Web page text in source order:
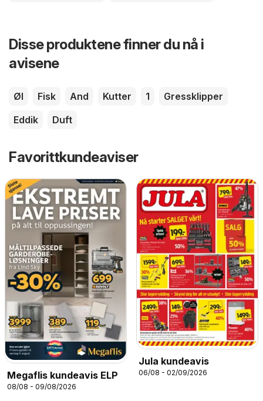
Disse produktene finner du nå i
avisene
Øl Fisk And Kutter 1
Gressklipper
Eddik
Duft
Favorittkundeaviser
Megaflis kundeavis ELP
08/08 - 09/08/2026
Jula kundeavis
06/08 - 02/09/2026